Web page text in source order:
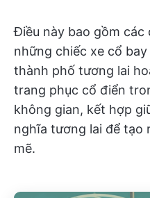
Điều này bao gồm các
những chiếc xe cổ
thành phố tương lai
trang phục cổ điển
không gian, kết hợp
nghĩa tương lai để tạo
mẽ.